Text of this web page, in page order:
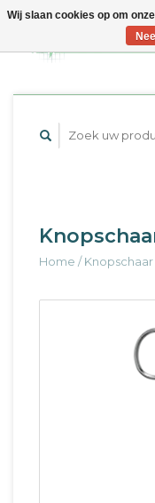
Home /
Wij slaan cookies op om
Nee